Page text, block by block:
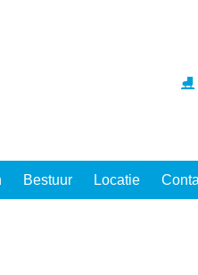
Bestuur Locatie